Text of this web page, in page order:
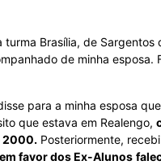
Brasília, de Sargentos
de minha esposa.
para a minha esposa
que estava em Realengo,
2000. Posteriormente,
favor dos Ex-Alunos